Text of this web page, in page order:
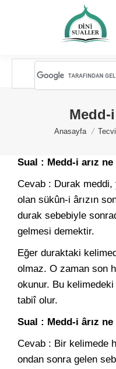
Medd-
You are here:
Anasayfa
Sual : Medd-i arız
Cevab : Durak
olan sükûn-i ârızın
durak sebebiyle
gelmesi demektir.
Eğer duraktaki
olmaz. O zaman son
okunur. Bu
tabiî olur.
Sual : Medd-i ârız
Cevab : Bir kelimede
ondan sonra gelen